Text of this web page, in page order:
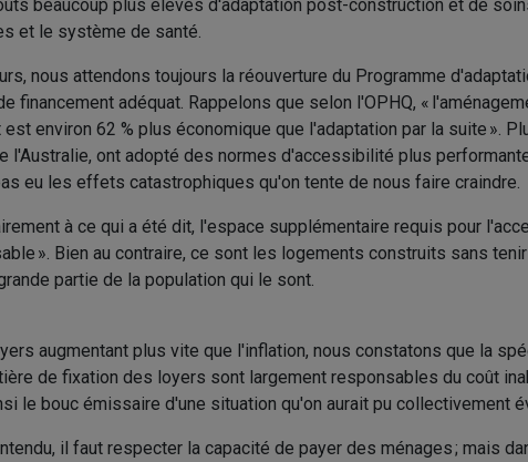
beaucoup plus élevés d'adaptation post-construction et de
et le système de santé.
nous attendons toujours la réouverture du Programme
financement adéquat. Rappelons que selon l'OPHQ, «
est environ 62 % plus économique que l'adaptation par la suite ».
l'Australie, ont adopté des normes d'accessibilité plus
eu les effets catastrophiques qu'on tente de nous faire craindre.
à ce qui a été dit, l'espace supplémentaire requis pour
». Bien au contraire, ce sont les logements construits sans
partie de la population qui le sont.
augmentant plus vite que l'inflation, nous constatons que la
de fixation des loyers sont largement responsables du coût
le bouc émissaire d'une situation qu'on aurait pu collectivement
il faut respecter la capacité de payer des ménages ; mais